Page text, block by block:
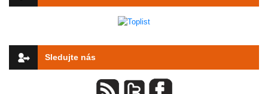
Sledujte nás